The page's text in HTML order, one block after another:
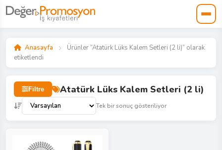
Anasayfa
Ürünler “Atatürk Lüks Kalem Setleri (2 li)” olarak
etiketlendi
Filtre Atatürk Lüks Kalem Setleri (2 li)
Tek bir sonuç gösteriliyor